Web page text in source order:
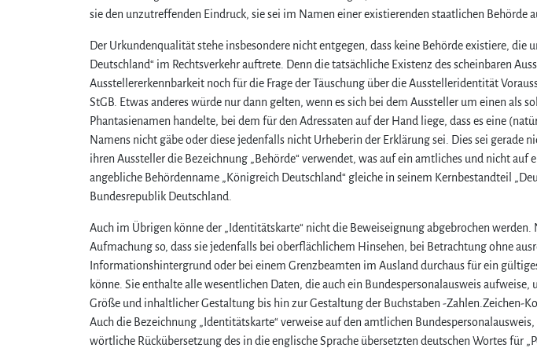
sie den unzutreffenden Eindruck, sie sei im Namen einer existierenden staatlichen Behörde
Der Urkundenqualität stehe insbesondere nicht entgegen, dass keine Behörde existiere, die
Deutschland“ im Rechtsverkehr auftrete. Denn die tatsächliche Existenz des scheinbaren
Ausstellererkennbarkeit noch für die Frage der Täuschung über die Ausstelleridentität
StGB. Etwas anderes würde nur dann gelten, wenn es sich bei dem Aussteller um einen als
Phantasienamen handelte, bei dem für den Adressaten auf der Hand liege, dass es eine
Namens nicht gäbe oder diese jedenfalls nicht Urheberin der Erklärung sei. Dies sei gerade
ihren Aussteller die Bezeichnung „Behörde“ verwendet, was auf ein amtliches und nicht
angebliche Behördenname „Königreich Deutschland“ gleiche in seinem Kernbestandteil
Bundesrepublik Deutschland.
Auch im Übrigen könne der „Identitätskarte“ nicht die Beweiseignung abgebrochen
Aufmachung so, dass sie jedenfalls bei oberflächlichem Hinsehen, bei Betrachtung ohne
Informationshintergrund oder bei einem Grenzbeamten im Ausland durchaus für ein
könne. Sie enthalte alle wesentlichen Daten, die auch ein Bundespersonalausweis
Größe und inhaltlicher Gestaltung bis hin zur Gestaltung der Buchstaben -Zahlen.Zeichen-
Auch die Bezeichnung „Identitätskarte“ verweise auf den amtlichen
wörtliche Rückübersetzung des in die englische Sprache übersetzten deutschen Wortes für